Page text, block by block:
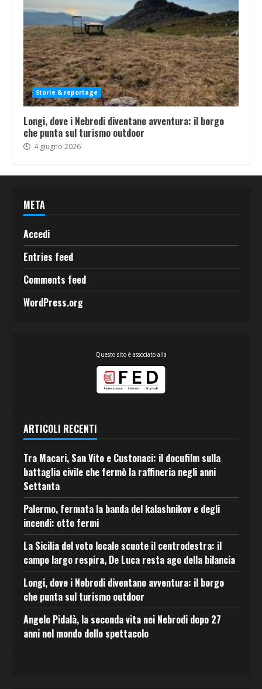
Storie & reportage
Longi, dove i Nebrodi diventano avventura: il borgo
che punta sul turismo outdoor
4 giugno 2026
META
Accedi
Entries feed
Comments feed
WordPress.org
Questo sito è associato alla
ARTICOLI RECENTI
Tra Macari, San Vito e Custonaci: il docufilm sulla
battaglia civile che fermò la raffineria negli anni
Settanta
Palermo, fermata la banda del kalashnikov e degli
incendi: otto fermi
La Sicilia del voto locale scuote il centrodestra: il
campo largo respira, De Luca resta ago della bilancia
Longi, dove i Nebrodi diventano avventura: il borgo
che punta sul turismo outdoor
Angelo Pidalà, la seconda vita nei Nebrodi dopo 27
anni nel mondo dello spettacolo